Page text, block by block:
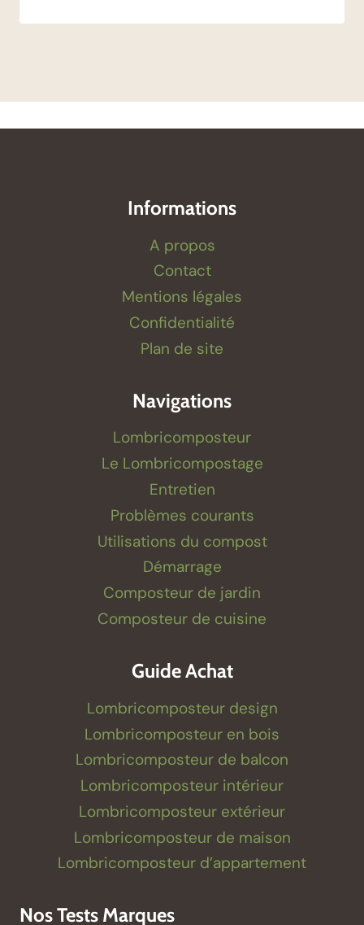
Informations
A propos
Contact
Mentions légales
Confidentialité
Plan de site
Navigations
Lombricomposteur
Le Lombricompostage
Entretien
Problèmes courants
Utilisations du compost
Démarrage
Composteur de jardin
Composteur de cuisine
Guide Achat
Lombricomposteur design
Lombricomposteur en bois
Lombricomposteur de balcon
Lombricomposteur intérieur
Lombricomposteur extérieur
Lombricomposteur de maison
Lombricomposteur d’appartement
Nos Tests Marques